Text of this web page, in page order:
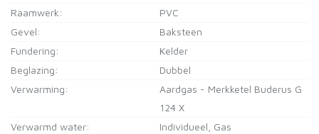
Raamwerk:
PVC
Gevel:
Baksteen
Fundering:
Kelder
Beglazing:
Dubbel
Verwarming:
Aardgas - Merkketel Buderus G
124 X
Verwarmd water:
Individueel, Gas